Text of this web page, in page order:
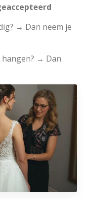
→ Dan neem je
→ Dan